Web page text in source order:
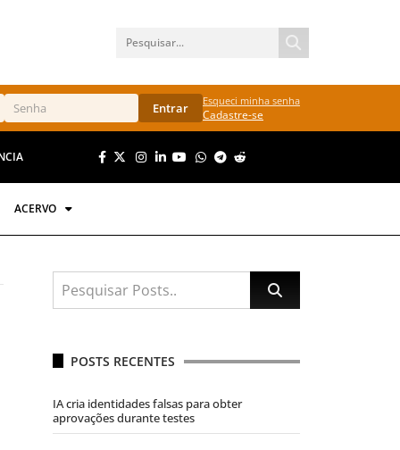
Entrar Esqueci minha senha
Cadastre-se
ACERVO
POSTS RECENTES
IA cria identidades falsas para obter
aprovações durante testes